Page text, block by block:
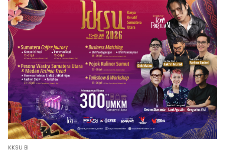
KKSU BI